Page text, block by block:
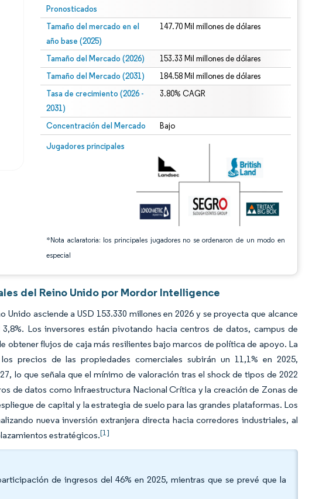
Pronosticados
Tamaño del mercado en el
año base (2025)
147.70 Mil millones de dólares
Tamaño del Mercado (2026) 153.33 Mil millones de dólares
Tamaño del Mercado (2031) 184.58 Mil millones de dólares
Tasa de crecimiento (2026 -
2031)
3.80% CAGR
Concentración del Mercado Bajo
Jugadores principales
*Nota aclaratoria: los principales jugadores no se ordenaron de un modo en
especial
Imagen © Mordor Intelligence. El uso requiere atribución según CC BY 4.0.
requiere atribución según CC BY 4.0.
del Reino Unido por Mordor Intelligence
asciende a USD 153.330 millones en 2026 y se proyecta que alcance
Los inversores están pivotando hacia centros de datos, campus de
flujos de caja más resilientes bajo marcos de política de apoyo. La
precios de las propiedades comerciales subirán un 11,1% en 2025,
lo que señala que el mínimo de valoración tras el shock de tipos de 2022
de datos como Infraestructura Nacional Crítica y la creación de Zonas de
de capital y la estrategia de suelo para las grandes plataformas. Los
nueva inversión extranjera directa hacia corredores industriales, al
estratégicos.[1]
de ingresos del 46% en 2025, mientras que se prevé que la